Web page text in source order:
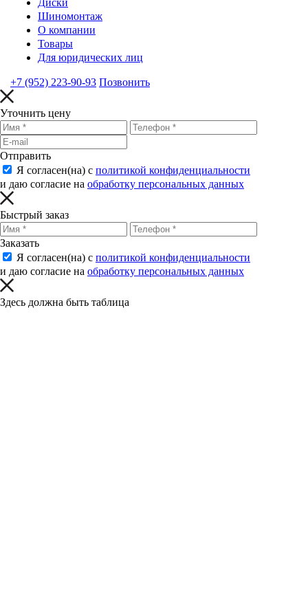
Диски
Шиномонтаж
О компании
Товары
Для юридических лиц
+7 (952) 223-90-93 Позвонить
Уточнить цену
Отправить
Я согласен(на) с политикой конфиденциальности
и даю согласие на обработку персональных данных
Быстрый заказ
Заказать
Я согласен(на) с политикой конфиденциальности
и даю согласие на обработку персональных данных
Здесь должна быть таблица